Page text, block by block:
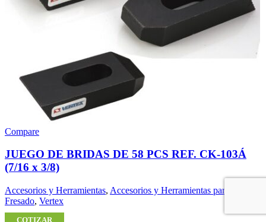
Compare
JUEGO DE BRIDAS DE 58 PCS REF. CK-103Á
(7/16 x 3/8)
Accesorios y Herramientas, Accesorios y Herramientas para
Fresado, Vertex
COTIZAR